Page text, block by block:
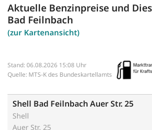
Aktuelle Benzinpreise und
Bad Feilnbach
(zur Kartenansicht)
Stand: 06.08.2026 15:08 Uhr
Quelle: MTS-K des Bundeskartellamts
Shell Bad Feilnbach Auer Str. 25
Shell
Auer Str. 25